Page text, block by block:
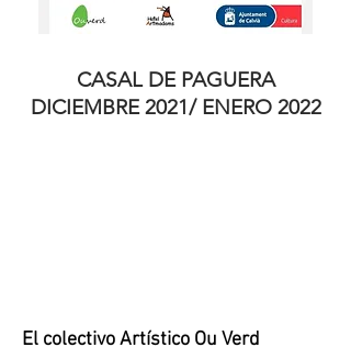
CASAL DE PAGUERA
DICIEMBRE 2021/ ENERO 2022
El colectivo Artístico Ou Verd